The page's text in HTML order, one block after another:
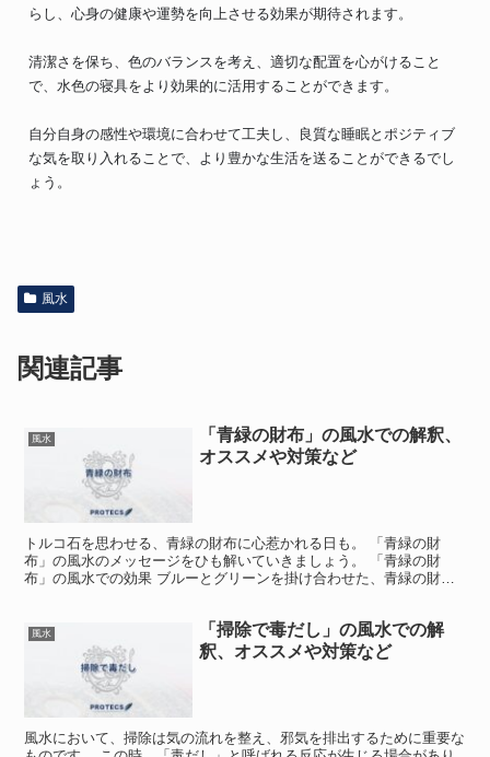
らし、心身の健康や運勢を向上させる効果が期待されます。
清潔さを保ち、色のバランスを考え、適切な配置を心がけること
で、水色の寝具をより効果的に活用することができます。
自分自身の感性や環境に合わせて工夫し、良質な睡眠とポジティブ
な気を取り入れることで、より豊かな生活を送ることができるでし
ょう。
風水
関連記事
風水
「青緑の財布」の風水での解釈、
オススメや対策など
トルコ石を思わせる、青緑の財布に心惹かれる日も。 「青緑の財
布」の風水のメッセージをひも解いていきましょう。 「青緑の財
布」の風水での効果 ブルーとグリーンを掛け合わせた、青緑の財布
風水
「掃除で毒だし」の風水での解
釈、オススメや対策など
風水において、掃除は気の流れを整え、邪気を排出するために重要な